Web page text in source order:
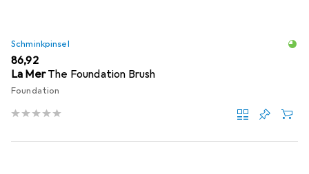
Schminkpinsel
EUR
86,92
La Mer The Foundation Brush
Foundation